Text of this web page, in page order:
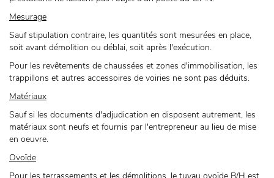
Mesurage
Sauf stipulation contraire, les quantités sont mesurées en place,
soit avant démolition ou déblai, soit après l'exécution.
Pour les revêtements de chaussées et zones d'immobilisation, les
trappillons et autres accessoires de voiries ne sont pas déduits.
Matériaux
Sauf si les documents d'adjudication en disposent autrement, les
matériaux sont neufs et fournis par l'entrepreneur au lieu de mise
en oeuvre.
Ovoïde